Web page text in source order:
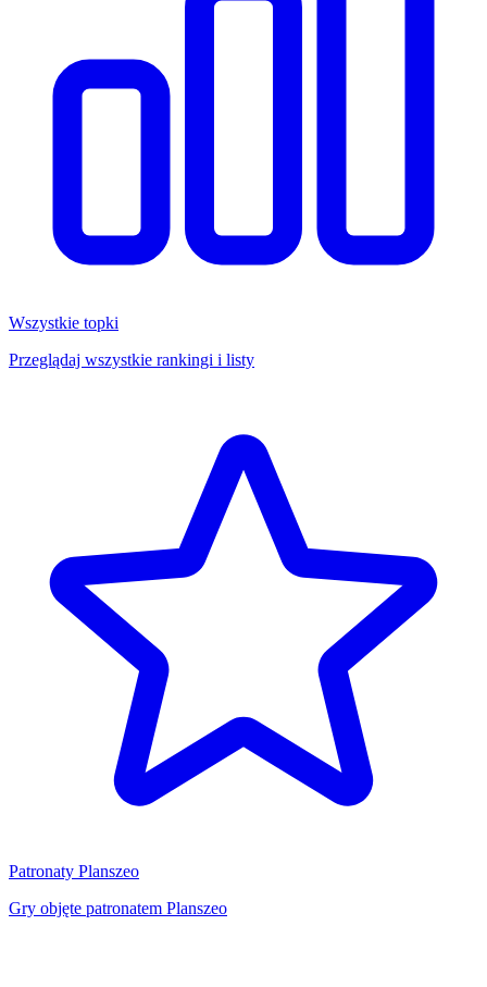
Wszystkie topki
Przeglądaj wszystkie rankingi i listy
Patronaty Planszeo
Gry objęte patronatem Planszeo